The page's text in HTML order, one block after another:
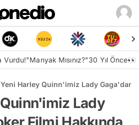
Vurdu!"Manyak Mısınız?"30 Yıl Önce👀
Yeni Harley Quinn'imiz Lady Gaga'dan
Lady